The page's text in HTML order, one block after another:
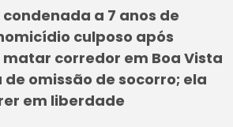
a 7 anos de
culposo após
corredor em Boa Vista
omissão de socorro; ela
em liberdade